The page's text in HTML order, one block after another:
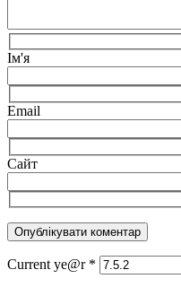
Ім'я
Email
Сайт
Current ye@r *